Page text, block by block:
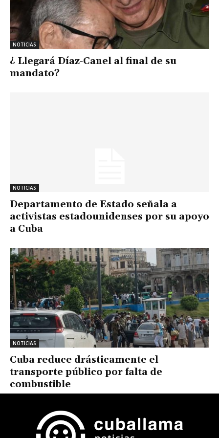
NOTICIAS
¿ Llegará Díaz-Canel al final de su
mandato?
NOTICIAS
Departamento de Estado señala a
activistas estadounidenses por su apoyo
a Cuba
NOTICIAS
Cuba reduce drásticamente el
transporte público por falta de
combustible